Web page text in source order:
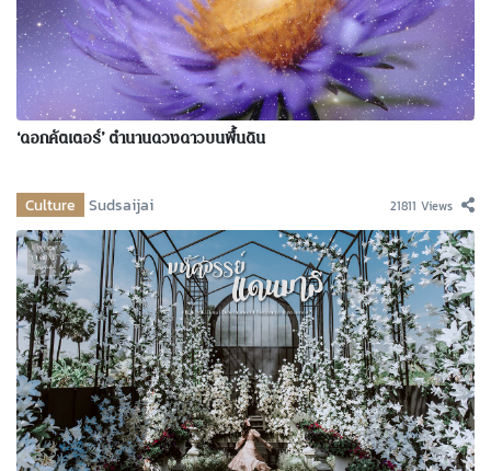
‘ดอกคัตเตอร์’ ตำนานดวงดาวบนพื้นดิน
Culture Sudsaijai 21811 Views